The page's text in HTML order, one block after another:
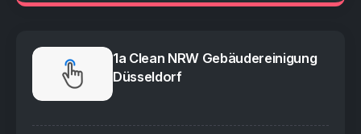
1a Clean NRW Gebäudereinigung
Düsseldorf